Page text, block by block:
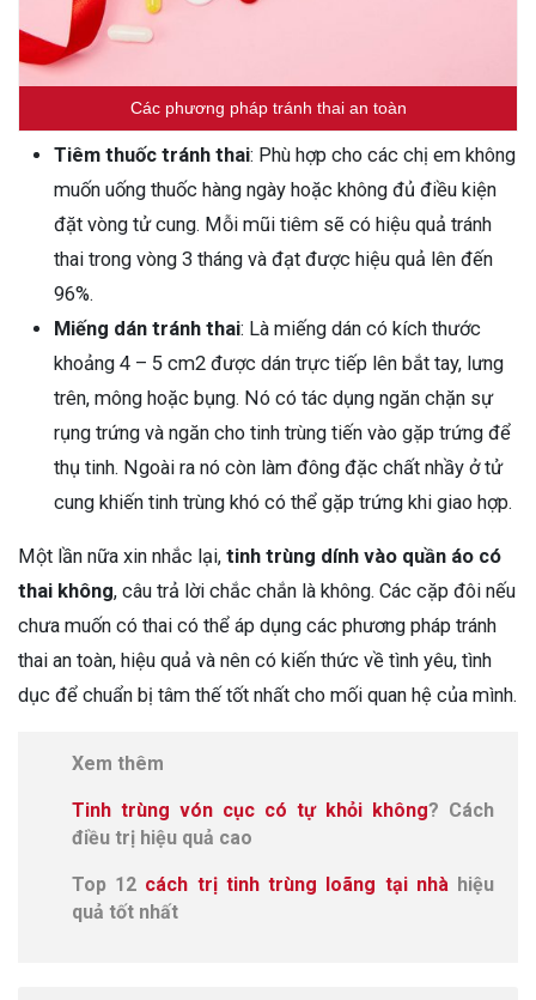
Các phương pháp tránh thai an toàn
Tiêm thuốc tránh thai: Phù hợp cho các chị em không
muốn uống thuốc hàng ngày hoặc không đủ điều kiện
đặt vòng tử cung. Mỗi mũi tiêm sẽ có hiệu quả tránh
thai trong vòng 3 tháng và đạt được hiệu quả lên đến
96%.
Miếng dán tránh thai: Là miếng dán có kích thước
khoảng 4 – 5 cm2 được dán trực tiếp lên bắt tay, lưng
trên, mông hoặc bụng. Nó có tác dụng ngăn chặn sự
rụng trứng và ngăn cho tinh trùng tiến vào gặp trứng để
thụ tinh. Ngoài ra nó còn làm đông đặc chất nhầy ở tử
cung khiến tinh trùng khó có thể gặp trứng khi giao hợp.
Một lần nữa xin nhắc lại, tinh trùng dính vào quần áo có
thai không, câu trả lời chắc chắn là không. Các cặp đôi nếu
chưa muốn có thai có thể áp dụng các phương pháp tránh
thai an toàn, hiệu quả và nên có kiến thức về tình yêu, tình
dục để chuẩn bị tâm thế tốt nhất cho mối quan hệ của mình.
Xem thêm
Tinh trùng vón cục có tự khỏi không? Cách
điều trị hiệu quả cao
Top 12 cách trị tinh trùng loãng tại nhàhiệu
quả tốt nhất